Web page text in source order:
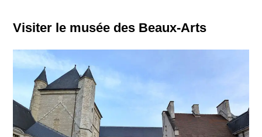
Visiter le musée des Beaux-Arts